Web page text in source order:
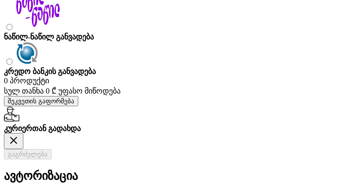
ნაწილ-ნაწილ განვადება
კრედო ბანკის განვადება
0 პროდუქტი
სულ თანხა 0 ₾ უფასო მიწოდება
შეკვეთის გაფორმება
კურიერთან გადახდა
გაგრძელება
ავტორიზაცია